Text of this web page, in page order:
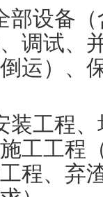
部设备
调试、
运）、
装工程
工工程
程、弃